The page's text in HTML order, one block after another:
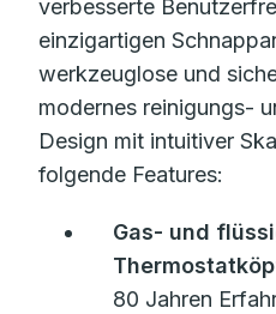
verbesserte
einzigartigen
werkzeuglose und
modernes reinigungs-
Design mit intuitiver
folgende Features:
Gas- und
80 Jahren